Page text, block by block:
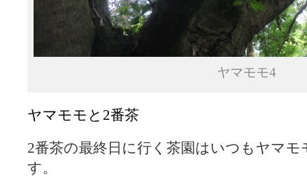
ヤマモモ4
ヤマモモと2番茶
2番茶の最終日に行く茶園はいつもヤマ
す。